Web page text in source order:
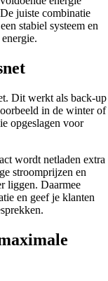
juiste combinatie
stabiel systeem en
Dit werkt als back-up
in de winter of
opgeslagen voor
wordt netladen extra
stroomprijzen en
liggen. Daarmee
en geef je klanten